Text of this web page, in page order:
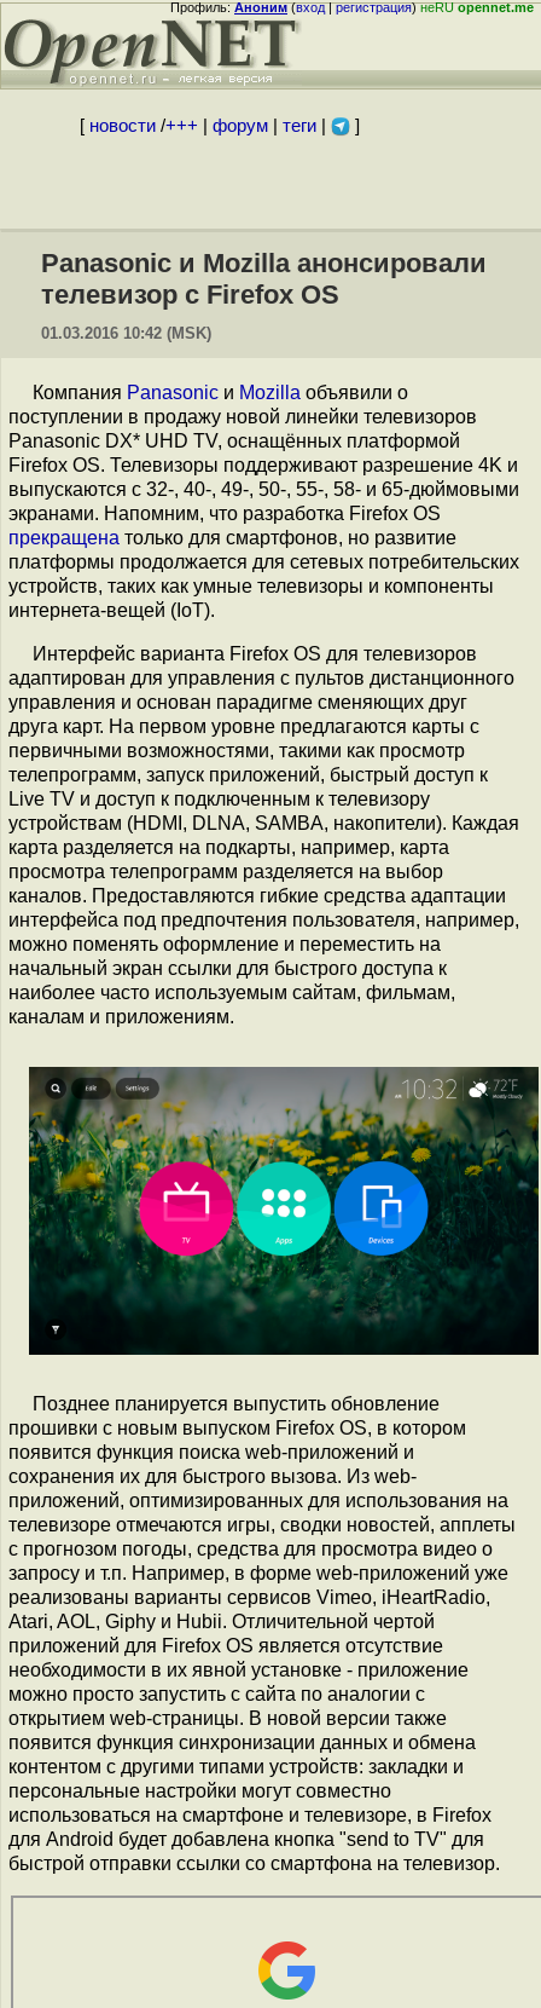
Профиль:Аноним(вход|регистрация)неRUopennet.me
[ новости/+++ форум| теги| ]
Panasonic и Mozilla анонсировали
телевизор с Firefox OS
01.03.2016 10:42 (MSK)
Компания Panasonic и Mozilla объявили о
поступлении в продажу новой линейки телевизоров
Panasonic DX* UHD TV, оснащённых платформой
Firefox OS. Телевизоры поддерживают разрешение 4K и
выпускаются с 32-, 40-, 49-, 50-, 55-, 58- и 65-дюймовыми
экранами. Напомним, что разработка Firefox OS
прекращена только для смартфонов, но развитие
платформы продолжается для сетевых потребительских
устройств, таких как умные телевизоры и компоненты
интернета-вещей (IoT).
Интерфейс варианта Firefox OS для телевизоров
адаптирован для управления с пультов дистанционного
управления и основан парадигме сменяющих друг
друга карт. На первом уровне предлагаются карты с
первичными возможностями, такими как просмотр
телепрограмм, запуск приложений, быстрый доступ к
Live TV и доступ к подключенным к телевизору
устройствам (HDMI, DLNA, SAMBA, накопители). Каждая
карта разделяется на подкарты, например, карта
просмотра телепрограмм разделяется на выбор
каналов. Предоставляются гибкие средства адаптации
интерфейса под предпочтения пользователя, например,
можно поменять оформление и переместить на
начальный экран ссылки для быстрого доступа к
наиболее часто используемым сайтам, фильмам,
каналам и приложениям.
Позднее планируется выпустить обновление
прошивки с новым выпуском Firefox OS, в котором
появится функция поиска web-приложений и
сохранения их для быстрого вызова. Из web-
приложений, оптимизированных для использования на
телевизоре отмечаются игры, сводки новостей, апплеты
с прогнозом погоды, средства для просмотра видео о
запросу и т.п. Например, в форме web-приложений уже
реализованы варианты сервисов Vimeo, iHeartRadio,
Atari, AOL, Giphy и Hubii. Отличительной чертой
приложений для Firefox OS является отсутствие
необходимости в их явной установке - приложение
можно просто запустить с сайта по аналогии с
открытием web-страницы. В новой версии также
появится функция синхронизации данных и обмена
контентом с другими типами устройств: закладки и
персональные настройки могут совместно
использоваться на смартфоне и телевизоре, в Firefox
для Android будет добавлена кнопка "send to TV" для
быстрой отправки ссылки со смартфона на телевизор.